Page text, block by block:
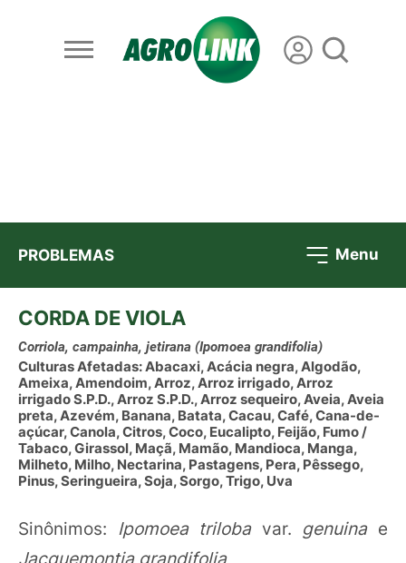
PROBLEMAS Menu
CORDA DE VIOLA
Corriola, campainha, jetirana (Ipomoea grandifolia)
Culturas Afetadas: Abacaxi, Acácia negra, Algodão,
Ameixa, Amendoim, Arroz, Arroz irrigado, Arroz
irrigado S.P.D., Arroz S.P.D., Arroz sequeiro, Aveia, Aveia
preta, Azevém, Banana, Batata, Cacau, Café, Cana-de-
açúcar, Canola, Citros, Coco, Eucalipto, Feijão, Fumo /
Tabaco, Girassol, Maçã, Mamão, Mandioca, Manga,
Milheto, Milho, Nectarina, Pastagens, Pera, Pêssego,
Pinus, Seringueira, Soja, Sorgo, Trigo, Uva
Sinônimos: Ipomoea triloba var. genuinae
Jacquemontia grandifolia